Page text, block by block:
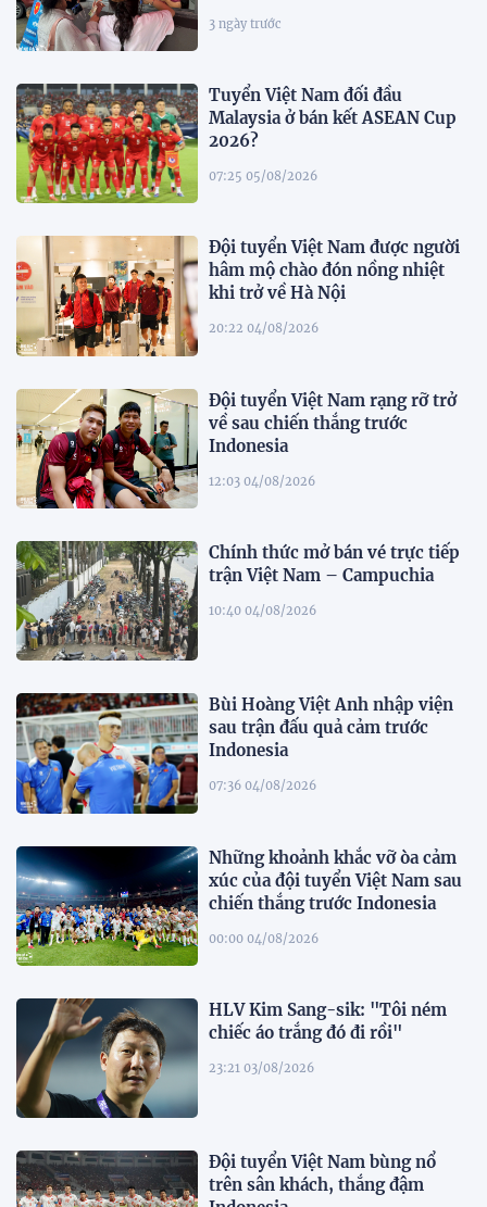
3 ngày trước
Tuyển Việt Nam đối đầu
Malaysia ở bán kết ASEAN Cup
2026?
07:25 05/08/2026
Đội tuyển Việt Nam được người
hâm mộ chào đón nồng nhiệt
khi trở về Hà Nội
20:22 04/08/2026
Đội tuyển Việt Nam rạng rỡ trở
về sau chiến thắng trước
Indonesia
12:03 04/08/2026
Chính thức mở bán vé trực tiếp
trận Việt Nam – Campuchia
10:40 04/08/2026
Bùi Hoàng Việt Anh nhập viện
sau trận đấu quả cảm trước
Indonesia
07:36 04/08/2026
Những khoảnh khắc vỡ òa cảm
xúc của đội tuyển Việt Nam sau
chiến thắng trước Indonesia
00:00 04/08/2026
HLV Kim Sang-sik: "Tôi ném
chiếc áo trắng đó đi rồi"
23:21 03/08/2026
Đội tuyển Việt Nam bùng nổ
trên sân khách, thắng đậm